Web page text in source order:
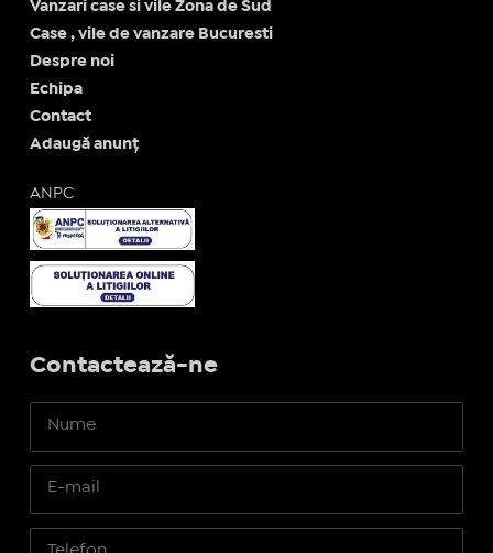
Vanzari case si vile Zona de Sud
Case , vile de vanzare Bucuresti
Despre noi
Echipa
Contact
Adaugă anunț
ANPC
Contactează-ne